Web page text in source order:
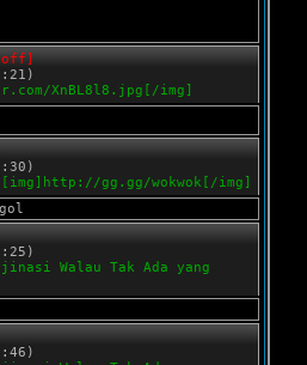
XnBL8l8.jpg[/img]
[img]http://gg.gg/wokwok[/img]
Walau Tak Ada yang